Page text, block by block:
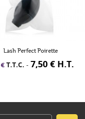
Lash Perfect Poirette
T.T.C. - 7,50 € H.T.